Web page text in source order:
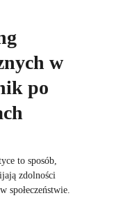
w
po
to sposób,
zdolności
społeczeństwie.